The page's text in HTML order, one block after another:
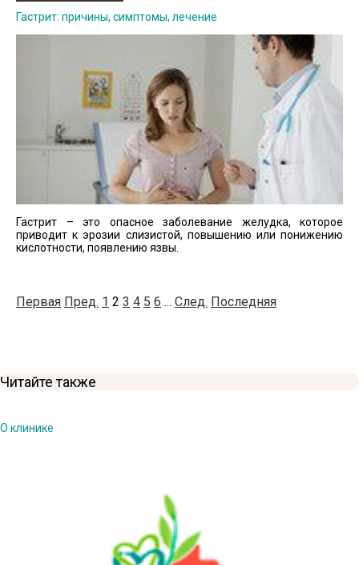
Гастрит: причины, симптомы, лечение
Гастрит – это опасное заболевание желудка, которое
приводит к эрозии слизистой, повышению или понижению
кислотности, появлению язвы.
Первая Пред. 1 2 3 4 5 6 ... След. Последняя
Читайте также
О клинике